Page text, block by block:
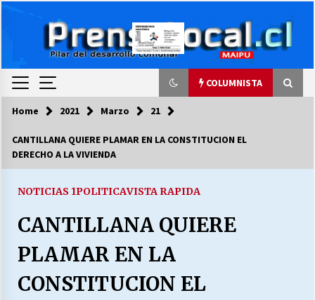
COLUMNISTA
COLUMNISTA
03/08/2026
LA DC POR SIEMPRE.RECORDANDO 69 AÑOS DE
28/07/2026
“ORGULLOSOS DE SER DC” SALUDA EL
Home 2021 Marzo 21
CANTILLANA QUIERE PLAMAR EN LA CONSTITUCION EL
DERECHO A LA VIVIENDA
NOTICIAS 1POLITICAVISTA RAPIDA
CANTILLANA QUIERE
PLAMAR EN LA
CONSTITUCION EL